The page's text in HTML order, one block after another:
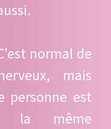
normal de
mais
personne est
la même